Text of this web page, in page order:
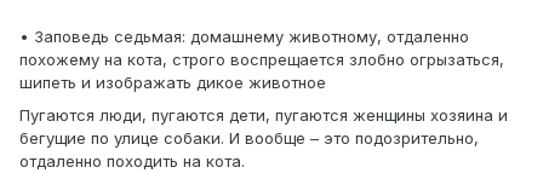
• Заповедь седьмая: домашнему животному, отдаленно
похожему на кота, строго воспрещается злобно огрызаться,
шипеть и изображать дикое животное
Пугаются люди, пугаются дети, пугаются женщины хозяина и
бегущие по улице собаки. И вообще – это подозрительно,
отдаленно походить на кота.